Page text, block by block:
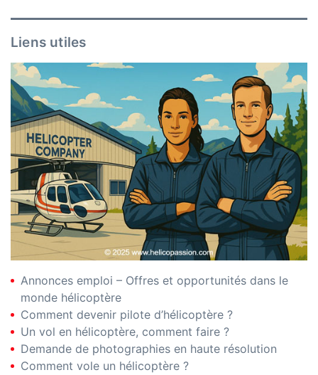
Liens utiles
Annonces emploi – Offres et opportunités dans le
monde hélicoptère
Comment devenir pilote d’hélicoptère ?
Un vol en hélicoptère, comment faire ?
Demande de photographies en haute résolution
Comment vole un hélicoptère ?